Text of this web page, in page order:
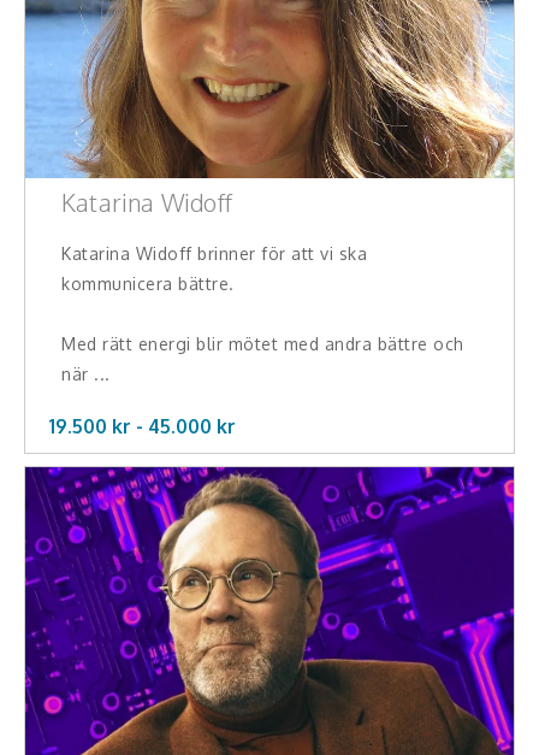
kundfokus
Förändring, organisation,
organisationsutveckling
Hälsa, friskvård
Innovation, kreativitet, entreprenörskap,
intraprenörskap
Ledarskap, medarbetarskap, HR
Målsättning, motivation, attityd
Mångfald och integration
Omvärld, politik, juridik
Pedagogik, skola, föräldraskap
Teamwork, teambuilding, relationer
Vård, omsorg, beroende
Katarina Widoff
Katarina Widoff brinner för att vi ska
kommunicera bättre.
Med rätt energi blir mötet med andra bättre och
när ...
19.500 kr - 45.000 kr